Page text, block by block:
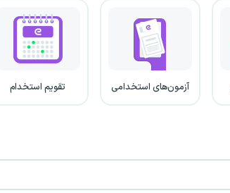
آزمون‌های استخدامی تقویم استخدام